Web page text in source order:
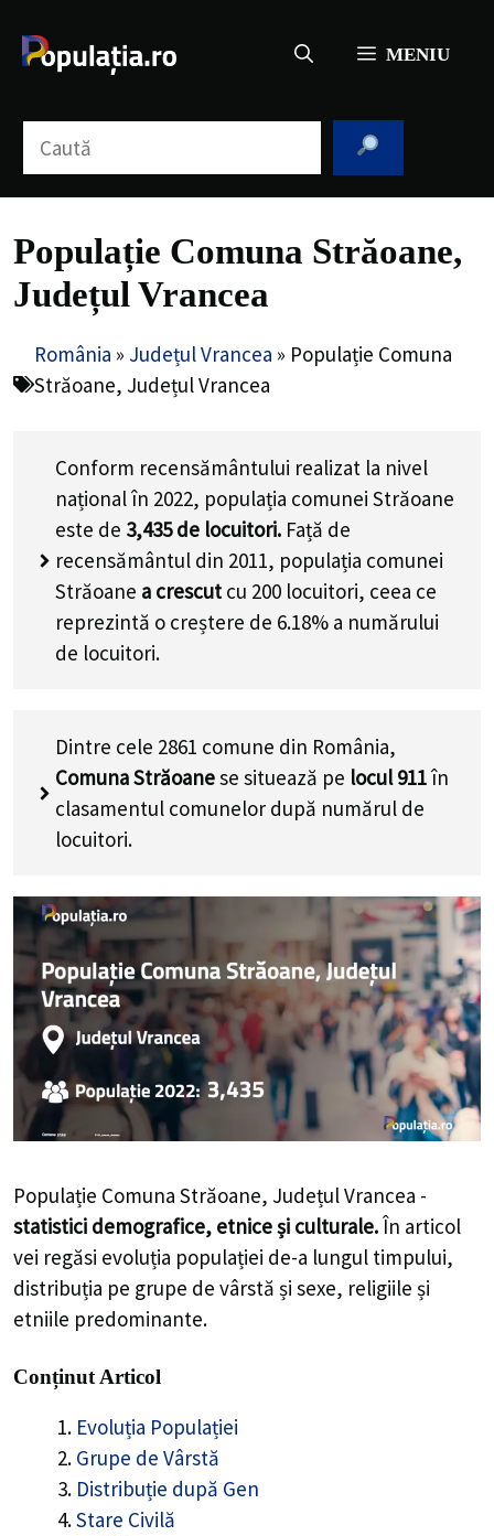
conținut
MENIU
Populație Comuna Străoane,
Județul Vrancea
România » Județul Vrancea » Populație Comuna
Străoane, Județul Vrancea
Conform recensământului realizat la nivel
național în 2022, populația comunei Străoane
este de 3,435de locuitori. Față de
recensământul din 2011, populația comunei
Străoane a crescut cu 200 locuitori, ceea ce
reprezintă o creștere de 6.18% a numărului
de locuitori.
Dintre cele 2861 comune din România,
Comuna Străoanese situează pe locul 911în
clasamentul comunelor după numărul de
locuitori.
Populație Comuna Străoane, Județul Vrancea -
statistici demografice, etnice și culturale.În articol
vei regăsi evoluția populației de-a lungul timpului,
distribuția pe grupe de vârstă și sexe, religiile și
etniile predominante.
Conținut Articol
Evoluția Populației
Grupe de Vârstă
Distribuție după Gen
Stare Civilă